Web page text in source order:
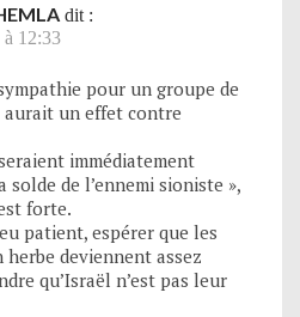
dit :
12:33
pour un groupe de
un effet contre
immédiatement
solde de l’ennemi sioniste »,
forte.
patient, espérer que les
herbe deviennent assez
qu’Israël n’est pas leur